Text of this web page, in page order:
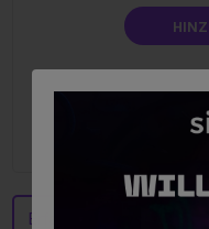
Erfahren Sie mehr über